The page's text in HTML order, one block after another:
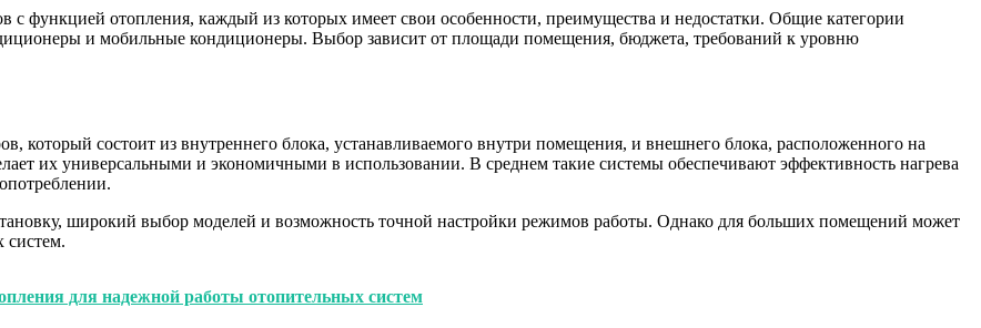
с функцией отопления, каждый из которых имеет свои особенности, преимущества и недостатки. Общие категории
и мобильные кондиционеры. Выбор зависит от площади помещения, бюджета, требований к уровню
который состоит из внутреннего блока, устанавливаемого внутри помещения, и внешнего блока, расположенного на
их универсальными и экономичными в использовании. В среднем такие системы обеспечивают эффективность нагрева
широкий выбор моделей и возможность точной настройки режимов работы. Однако для больших помещений может
систем.
для надежной работы отопительных систем